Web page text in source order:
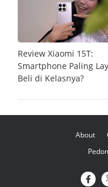
Review Xiaomi 15T:
Smartphone Paling
Beli di Kelasnya?
About